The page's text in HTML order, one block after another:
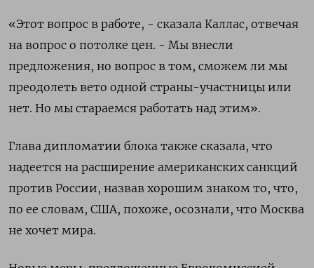
«Этот вопрос в работе, - сказала Каллас, отвечая
на вопрос о потолке цен. - Мы внесли
предложения, но вопрос в том, сможем ли мы
преодолеть вето одной страны-участницы или
нет. Но мы стараемся работать над этим».
Глава дипломатии блока также сказала, что
надеется на расширение американских санкций
против России, назвав хорошим знаком то, что,
по ее словам, США, похоже, осознали, что Москва
не хочет мира.